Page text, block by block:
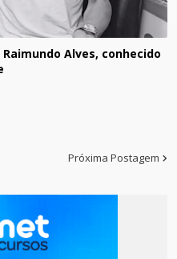
Alves, conhecido
Próxima Postagem